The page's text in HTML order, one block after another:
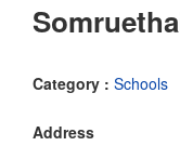
Category : Schools
Address